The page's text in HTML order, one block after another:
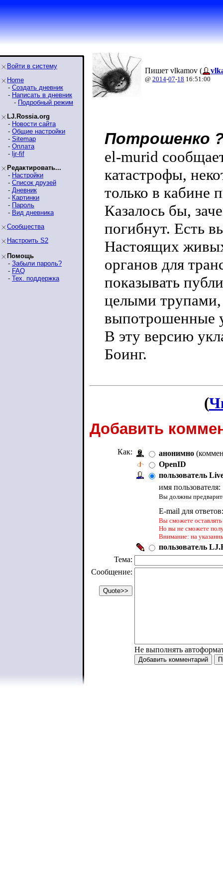
Войти в систему
Home
- Создать дневник
- Написать в дневник
- Подробный режим
LJ.Rossia.org
- Новости сайта
- Общие настройки
- Sitemap
- Оплата
- ljr-fif
Редактировать...
- Настройки
- Список друзей
- Дневник
- Картинки
- Пароль
- Вид дневника
Сообщества
Настроить S2
Помощь
- Забыли пароль?
- FAQ
- Тех. поддержка
Пишет vlkamov (
@ 2014-07-18 16:51:00
Потрошенко
el-murid
катастрофы,
только в кабине
Казалось бы,
погибнут. Есть
Настоящих
органов для
показывать
целыми трупами,
выпотрошенные
В эту версию
Боинг.
(
Добавить
Как: анонимно
OpenID
пользователь
имя пользователя:
Вы должны
E-mail для
Вы сможете
Но вы не сможете
Внимание: на
пользователь
Тема:
Сообщение:
Не выполнять